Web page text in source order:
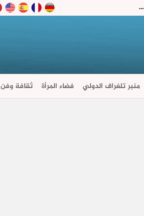
دون موقف من الرباط.. “حساسية” الإسبان من سبتة ومليلية تفتح دوليا نقاش السيادة على المدينتين
منبر تلغراف الدولي فضاء المرأة ثقافة وفن